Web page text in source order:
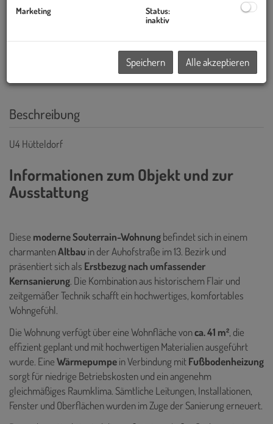
Beschreibung
U4 Hütteldorf
Informationen zum Objekt und zur
Ausstattung
Diese moderne Souterrain-Wohnungbefindet sich in einem
charmantenAltbau in der Auhofstraße im 13. Bezirk und
präsentiert sich als Erstbezug nach umfassender
Kernsanierung. Die Kombination aus historischem Flair und
zeitgemäßer Technik schafft ein hochwertiges, komfortables
Wohngefühl.
Die Wohnung verfügt über eine Wohnfläche vonca. 41 m², die
effizient geplant und mit hochwertigen Materialien ausgeführt
wurde. EineWärmepumpein Verbindung mitFußbodenheizung
sorgt für niedrige Betriebskosten und ein angenehm
gleichmäßiges Raumklima. Sämtliche Leitungen, Installationen,
Fenster und Oberflächen wurden im Zuge der Sanierung erneuert.
Marketing
Status:
inaktiv
Speichern Alle akzeptieren